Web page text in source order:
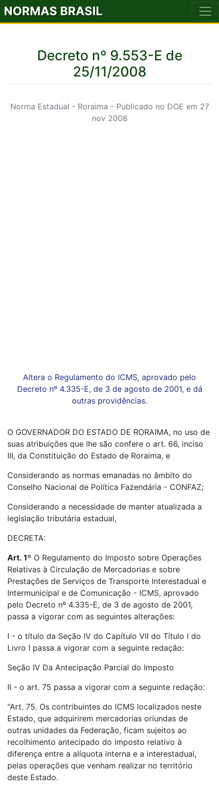
NORMAS BRASIL
Decreto nº 9.553-E de
25/11/2008
Norma Estadual - Roraima - Publicado no DOE em 27
nov 2008
Altera o Regulamento do ICMS, aprovado pelo
Decreto nº 4.335-E, de 3 de agosto de 2001, e dá
outras providências.
O GOVERNADOR DO ESTADO DE RORAIMA, no uso de
suas atribuições que lhe são confere o art. 66, inciso
III, da Constituição do Estado de Roraima, e
Considerando as normas emanadas no âmbito do
Conselho Nacional de Política Fazendária - CONFAZ;
Considerando a necessidade de manter atualizada a
legislação tributária estadual,
DECRETA:
Art. 1º O Regulamento do Imposto sobre Operações
Relativas à Circulação de Mercadorias e sobre
Prestações de Serviços de Transporte Interestadual e
Intermunicipal e de Comunicação - ICMS, aprovado
pelo Decreto nº 4.335-E, de 3 de agosto de 2001,
passa a vigorar com as seguintes alterações:
I - o título da Seção IV do Capítulo VII do Título I do
Livro I passa a vigorar com a seguinte redação:
Seção IV Da Antecipação Parcial do Imposto
II - o art. 75 passa a vigorar com a seguinte redação:
"Art. 75. Os contribuintes do ICMS localizados neste
Estado, que adquirirem mercadorias oriundas de
outras unidades da Federação, ficam sujeitos ao
recolhimento antecipado do imposto relativo à
diferença entre a alíquota interna e a interestadual,
pelas operações que venham realizar no território
deste Estado.